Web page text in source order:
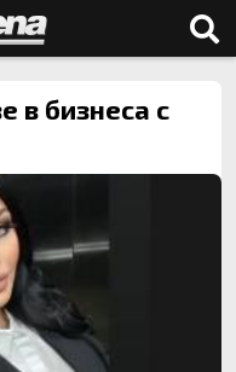
в бизнеса с